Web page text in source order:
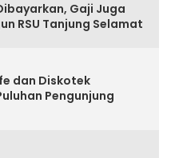
Gaji Juga
RSU Tanjung Selamat
dan Diskotek
Pengunjung